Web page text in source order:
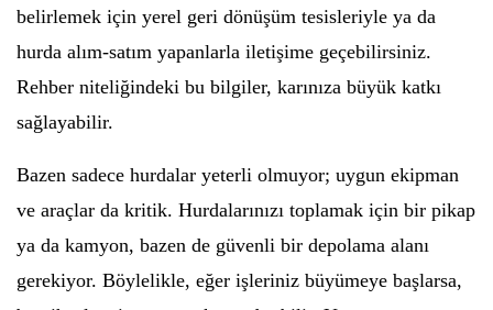
belirlemek için yerel geri dönüşüm tesisleriyle ya da
hurda alım-satım yapanlarla iletişime geçebilirsiniz.
Rehber niteliğindeki bu bilgiler, karınıza büyük katkı
sağlayabilir.
Bazen sadece hurdalar yeterli olmuyor; uygun ekipman
ve araçlar da kritik. Hurdalarınızı toplamak için bir pikap
ya da kamyon, bazen de güvenli bir depolama alanı
gerekiyor. Böylelikle, eğer işleriniz büyümeye başlarsa,